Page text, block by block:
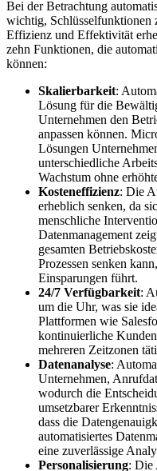
Bei der Betrachtung
wichtig, Schlüsselfunktionen
Effizienz und Effektivität
zehn Funktionen, die
können:
Skalierbarkeit:
Lösung für die
Unternehmen den
anpassen können.
Lösungen
unterschiedliche
Wachstum ohne
Kosteneffizienz: Die
erheblich senken, da
menschliche
Datenmanagement
gesamten
Prozessen senken
Einsparungen führt.
24/7 Verfügbarkeit:
um die Uhr, was sie
Plattformen wie
kontinuierliche
mehreren Zeitzonen
Datenanalyse:
Unternehmen,
wodurch die
umsetzbarer
dass die
automatisiertes
eine zuverlässige
Personalisierung: Die